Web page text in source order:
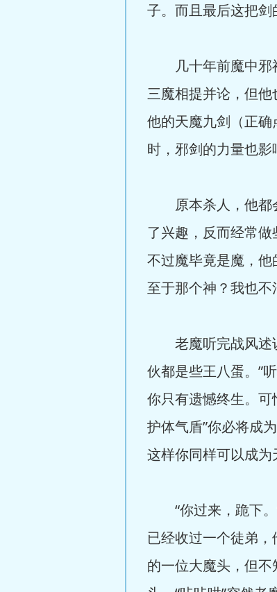
子。而且最后这把剑
几十年前魔中邪神
三魔相提并论，但
他的天魔九剑（正
时，邪剑的力量也影
原本杀人，他都会
了兴趣，反而经常
不过魔毕竟是魔，
至于那个神？我也不
老魔听完战风述说
伙都是些王八蛋。”
你只有遗憾终生。
护体气盾”你必将成
这样你同样可以成为
“你过来，跪下。”
已经收过一个徒弟
的一位大魔头，但不